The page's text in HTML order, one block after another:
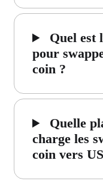
Quel est
pour
coin ?
Quelle
charge les
coin vers